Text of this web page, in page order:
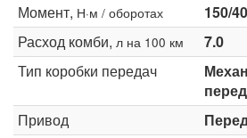
Момент, Н·м / оборотах
150/
Расход комби, л на 100 км
7.0
Тип коробки передач
Привод